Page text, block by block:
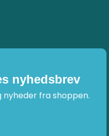
nyhedsbrev
nyheder fra shoppen.